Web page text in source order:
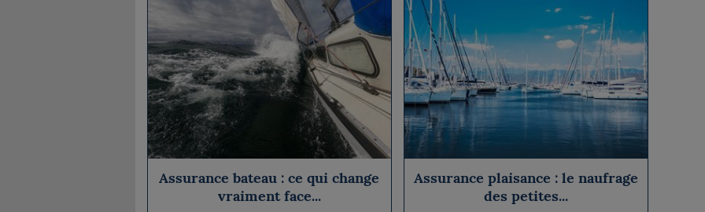
Assurance bateau : ce qui change
vraiment face...
Assurance plaisance : le naufrage
des petites...